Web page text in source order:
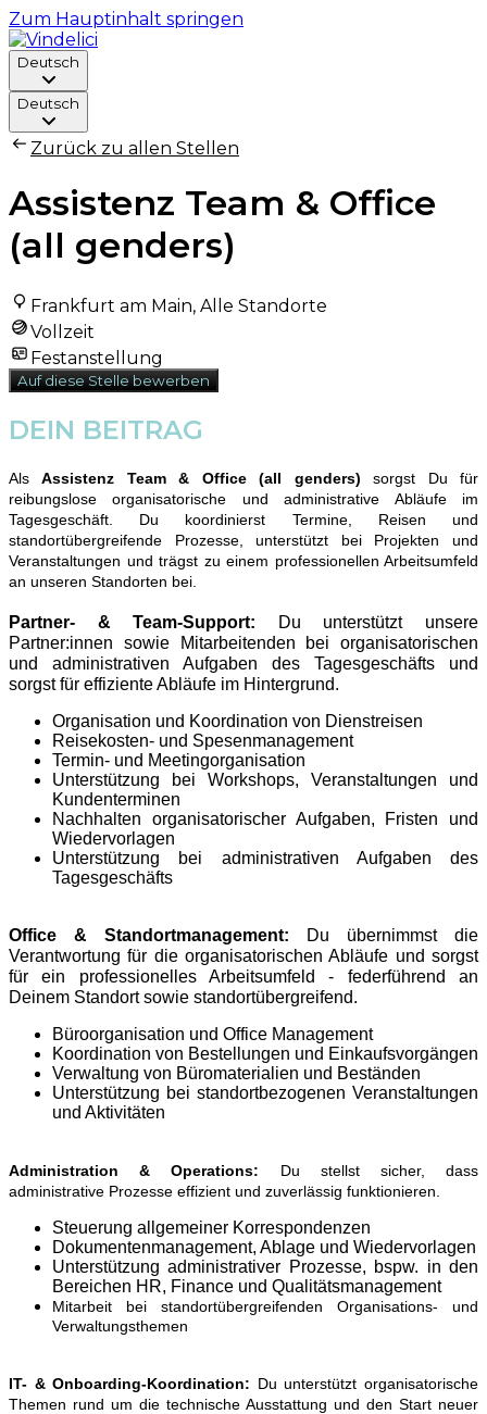
Zum Hauptinhalt springen
Deutsch
Deutsch
Zurück zu allen Stellen
Assistenz Team & Office
(all genders)
Frankfurt am Main, Alle Standorte
Vollzeit
Festanstellung
Auf diese Stelle bewerben
DEIN BEITRAG
AlsAssistenz Team & Office (all genders)
sorgst Du für
reibungslose organisatorische und administrative Abläufe im
Tagesgeschäft. Du koordinierst Termine, Reisen und
standortübergreifende Prozesse, unterstützt bei Projekten und
Veranstaltungen und trägst zu einem professionellen Arbeitsumfeld
an unseren Standorten bei.
Partner- & Team-Support: Du unterstützt unsere
Partner:innen sowie Mitarbeitenden bei organisatorischen
und administrativen Aufgaben des Tagesgeschäfts und
sorgst für effiziente Abläufe im Hintergrund.
Organisation und Koordination von Dienstreisen
Reisekosten- und Spesenmanagement
Termin- und Meetingorganisation
Unterstützung bei Workshops, Veranstaltungen und
Kundenterminen
Nachhalten organisatorischer Aufgaben, Fristen und
Wiedervorlagen
Unterstützung bei administrativen Aufgaben des
Tagesgeschäfts
Office & Standortmanagement:
Du übernimmst die
Verantwortung für die organisatorischen Abläufe und sorgst
für ein professionelles Arbeitsumfeld - federführend an
Deinem Standort sowie standortübergreifend.
Büroorganisation und Office Management
Koordination von Bestellungen und Einkaufsvorgängen
Verwaltung von Büromaterialien und Beständen
Unterstützung bei standortbezogenen Veranstaltungen
und Aktivitäten
Administration & Operations: Du stellst sicher, dass
administrative Prozesse effizient und zuverlässig funktionieren.
Steuerung allgemeiner Korrespondenzen
Dokumentenmanagement, Ablage und Wiedervorlagen
Unterstützung administrativer Prozesse, bspw. in den
Bereichen HR, Finance und Qualitätsmanagement
Mitarbeit bei standortübergreifenden Organisations- und
Verwaltungsthemen
IT- & Onboarding-Koordination: Du unterstützt organisatorische
Themen rund um die technische Ausstattung und den Start neuer